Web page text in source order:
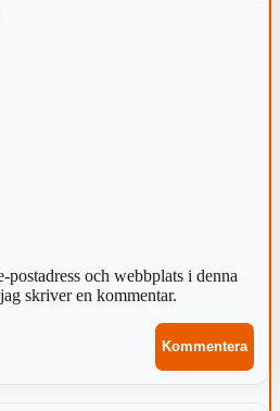
postadress och webbplats i denna
skriver en kommentar.